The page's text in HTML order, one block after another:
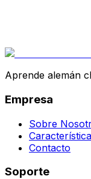
Aprende alemán
Empresa
Sobre
Contacto
Soporte